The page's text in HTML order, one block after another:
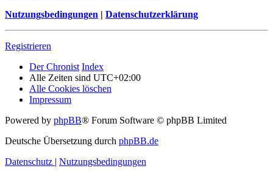
Nutzungsbedingungen | Datenschutzerklärung
Registrieren
Der Chronist Index
Alle Zeiten sind UTC+02:00
Alle Cookies löschen
Impressum
Powered by phpBB® Forum Software © phpBB Limited
Deutsche Übersetzung durch phpBB.de
Datenschutz | Nutzungsbedingungen